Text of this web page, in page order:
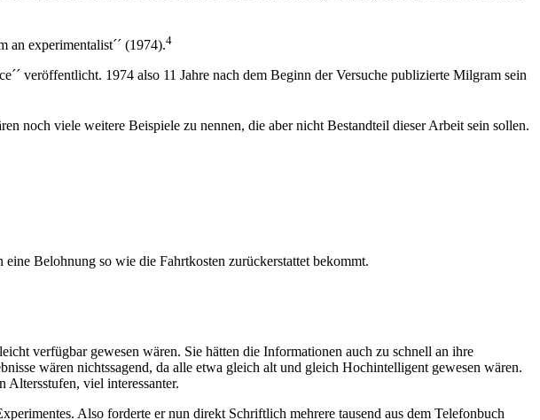
experimentalist´´ (1974).4
veröffentlicht. 1974 also 11 Jahre nach dem Beginn der Versuche publizierte Milgram sein
noch viele weitere Beispiele zu nennen, die aber nicht Bestandteil dieser Arbeit sein sollen.
Belohnung so wie die Fahrtkosten zurückerstattet bekommt.
verfügbar gewesen wären. Sie hätten die Informationen auch zu schnell an ihre
wären nichtssagend, da alle etwa gleich alt und gleich Hochintelligent gewesen wären.
Altersstufen, viel interessanter.
Also forderte er nun direkt Schriftlich mehrere tausend aus dem Telefonbuch